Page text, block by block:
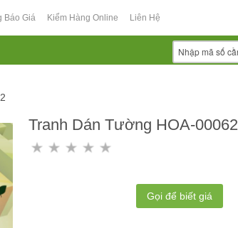
Báo Giá Kiểm Hàng Online Liên Hệ
Tranh Dán Tường HOA-00062
Gọi để biết giá